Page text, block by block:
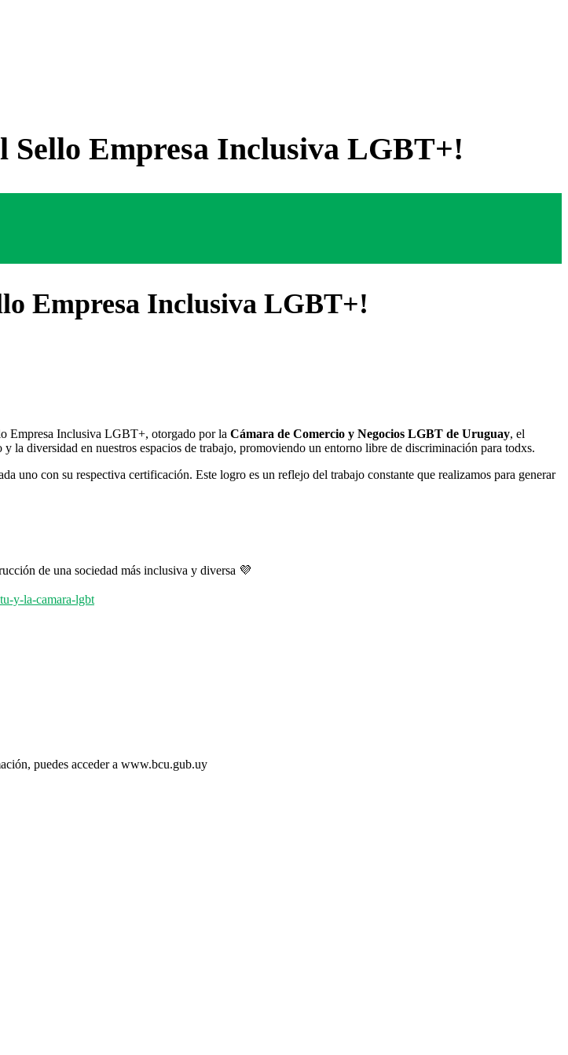
Sello Empresa Inclusiva LGBT+!
Empresa Inclusiva LGBT+!
Empresa Inclusiva LGBT+, otorgado por la Cámara de Comercio y Negocios LGBT de Uruguay, el
la diversidad en nuestros espacios de trabajo, promoviendo un entorno libre de discriminación para todxs.
uno con su respectiva certificación. Este logro es un reflejo del trabajo constante que realizamos para generar
de una sociedad más inclusiva y diversa 💜
y-la-camara-lgbt
puedes acceder a www.bcu.gub.uy